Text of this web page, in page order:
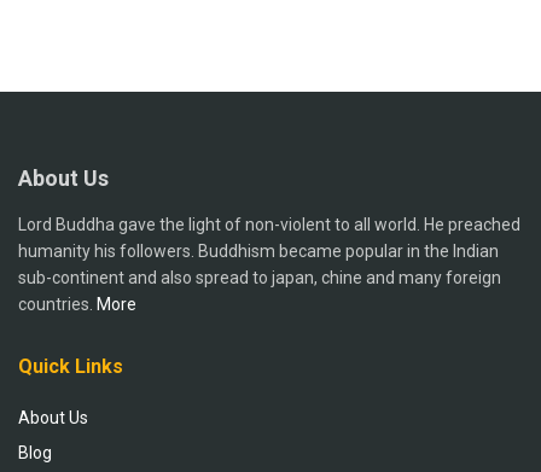
About Us
Lord Buddha gave the light of non-violent to all world. He preached
humanity his followers. Buddhism became popular in the Indian
sub-continent and also spread to japan, chine and many foreign
countries. More
Quick Links
About Us
Blog